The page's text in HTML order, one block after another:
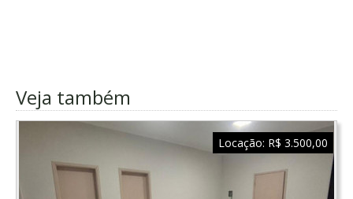
Veja também
Locação: R$ 3.500,00